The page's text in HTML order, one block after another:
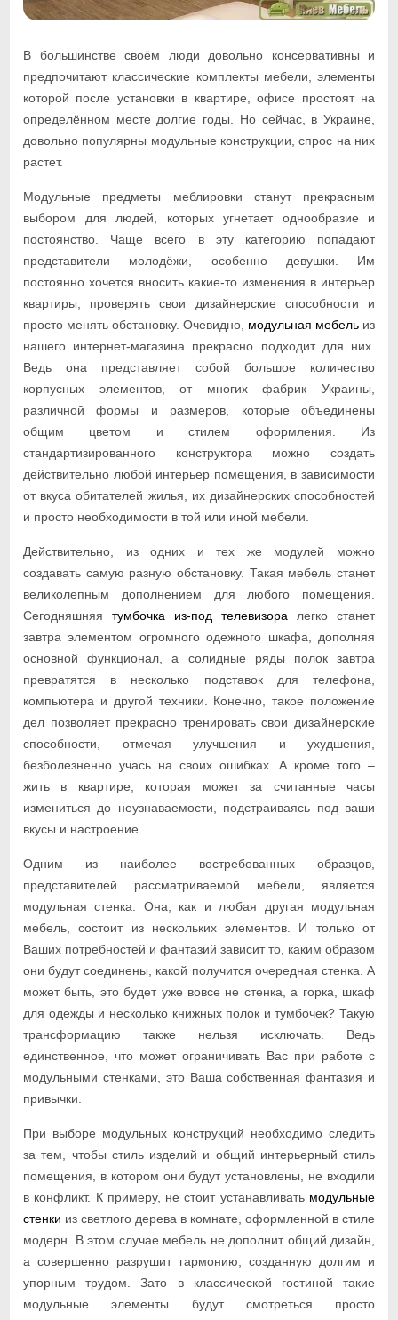
В большинстве своём люди довольно консервативны и
предпочитают классические комплекты мебели, элементы
которой после установки в квартире, офисе простоят на
определённом месте долгие годы. Но сейчас, в Украине,
довольно популярны модульные конструкции, спрос на них
растет.
Модульные предметы меблировки станут прекрасным
выбором для людей, которых угнетает однообразие и
постоянство. Чаще всего в эту категорию попадают
представители молодёжи, особенно девушки. Им
постоянно хочется вносить какие-то изменения в интерьер
квартиры, проверять свои дизайнерские способности и
просто менять обстановку. Очевидно, модульная мебель из
нашего интернет-магазина прекрасно подходит для них.
Ведь она представляет собой большое количество
корпусных элементов, от многих фабрик Украины,
различной формы и размеров, которые объединены
общим цветом и стилем оформления. Из
стандартизированного конструктора можно создать
действительно любой интерьер помещения, в зависимости
от вкуса обитателей жилья, их дизайнерских способностей
и просто необходимости в той или иной мебели.
Действительно, из одних и тех же модулей можно
создавать самую разную обстановку. Такая мебель станет
великолепным дополнением для любого помещения.
Сегодняшняя тумбочка из-под телевизора легко станет
завтра элементом огромного одежного шкафа, дополняя
основной функционал, а солидные ряды полок завтра
превратятся в несколько подставок для телефона,
компьютера и другой техники. Конечно, такое положение
дел позволяет прекрасно тренировать свои дизайнерские
способности, отмечая улучшения и ухудшения,
безболезненно учась на своих ошибках. А кроме того –
жить в квартире, которая может за считанные часы
измениться до неузнаваемости, подстраиваясь под ваши
вкусы и настроение.
Одним из наиболее востребованных образцов,
представителей рассматриваемой мебели, является
модульная стенка. Она, как и любая другая модульная
мебель, состоит из нескольких элементов. И только от
Ваших потребностей и фантазий зависит то, каким образом
они будут соединены, какой получится очередная стенка. А
может быть, это будет уже вовсе не стенка, а горка, шкаф
для одежды и несколько книжных полок и тумбочек? Такую
трансформацию также нельзя исключать. Ведь
единственное, что может ограничивать Вас при работе с
модульными стенками, это Ваша собственная фантазия и
привычки.
При выборе модульных конструкций необходимо следить
за тем, чтобы стиль изделий и общий интерьерный стиль
помещения, в котором они будут установлены, не входили
в конфликт. К примеру, не стоит устанавливать модульные
стенки из светлого дерева в комнате, оформленной в стиле
модерн. В этом случае мебель не дополнит общий дизайн,
а совершенно разрушит гармонию, созданную долгим и
упорным трудом. Зато в классической гостиной такие
модульные элементы будут смотреться просто